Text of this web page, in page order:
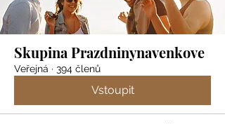
Skupina Prazdninynavenkove
Veřejná · 394 členů
Vstoupit